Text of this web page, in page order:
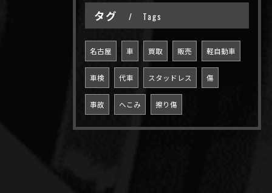
タグ Tags
名古屋 車 買取 販売 軽自動車
車検 代車 スタッドレス 傷
事故 へこみ 擦り傷